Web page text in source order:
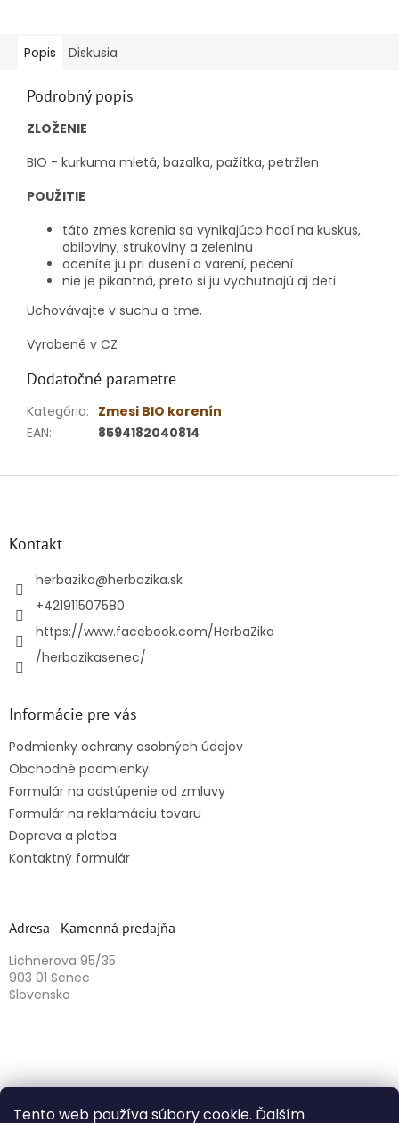
Tento web používa súbory cookie. Ďalším
Popis Diskusia
Podrobný popis
ZLOŽENIE
BIO - kurkuma mletá, bazalka, pažítka, petržlen
POUŽITIE
táto zmes korenia sa vynikajúco hodí na kuskus,
obiloviny, strukoviny a zeleninu
oceníte ju pri dusení a varení, pečení
nie je pikantná, preto si ju vychutnajú aj deti
Uchovávajte v suchu a tme.
Vyrobené v CZ
Dodatočné parametre
Kategória: Zmesi BIO korenín
EAN: 8594182040814
Kontakt
herbazika@herbazika.sk
+421911507580
https://www.facebook.com/HerbaZika
/herbazikasenec/
Informácie pre vás
Podmienky ochrany osobných údajov
Obchodné podmienky
Formulár na odstúpenie od zmluvy
Formulár na reklamáciu tovaru
Doprava a platba
Kontaktný formulár
Adresa - Kamenná predajňa
Lichnerova 95/35
903 01 Senec
Slovensko